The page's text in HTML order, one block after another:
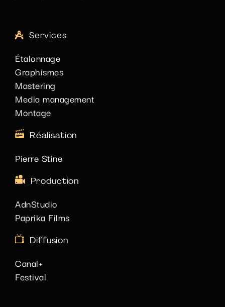
Services
Étalonnage
Graphismes
Mastering
Media management
Montage
Réalisation
Pierre Stine
Production
AdnStudio
Paprika Films
Diffusion
Canal+
Festival